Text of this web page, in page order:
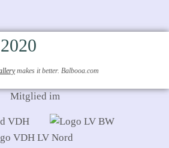
makes it better. Balbooa.com
Mitglied im